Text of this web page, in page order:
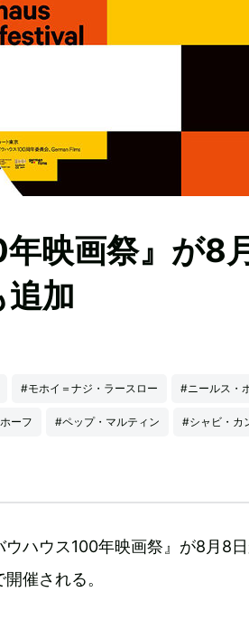
年映画祭』が8
加
#モホイ＝ナジ・ラースロー #ニールス・
ーフ #ペップ・マルティン #シャビ・カ
ウハウス100年映画祭』が8月8
開催される。